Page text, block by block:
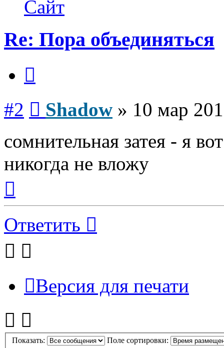
Сайт
Re: Пора объединяться
#2 Shadow » 10 мар
сомнительная затея - я
никогда не вложу
началу
Ответить
Версия для печати
Показать: Поле сортировки: